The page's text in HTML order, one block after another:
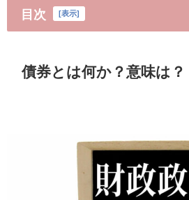
目次 [表示]
債券とは何か？意味は？